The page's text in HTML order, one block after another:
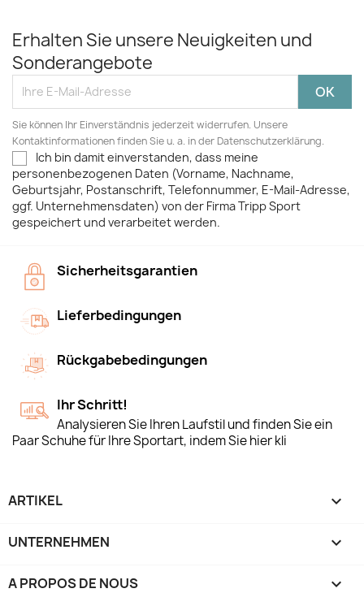
Erhalten Sie unsere Neuigkeiten und
Sonderangebote
Sie können Ihr Einverständnis jederzeit widerrufen. Unsere
Kontaktinformationen finden Sie u. a. in der Datenschutzerklärung.
Ich bin damit einverstanden, dass meine
personenbezogenen Daten (Vorname, Nachname,
Geburtsjahr, Postanschrift, Telefonnummer, E-Mail-Adresse,
ggf. Unternehmensdaten) von der Firma Tripp Sport
gespeichert und verarbeitet werden.
Sicherheitsgarantien
Lieferbedingungen
Rückgabebedingungen
Ihr Schritt!
Analysieren Sie Ihren Laufstil und finden Sie ein
Paar Schuhe für Ihre Sportart, indem Sie hier kli
ARTIKEL 
UNTERNEHMEN 
A PROPOS DE NOUS 